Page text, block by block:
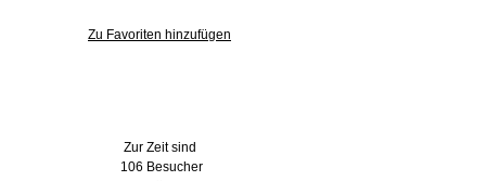
Zu Favoriten hinzufügen
Zur Zeit sind
106 Besucher